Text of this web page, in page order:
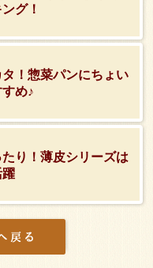
グ！
！惣菜パンにちょい
め♪
り！薄皮シリーズは
躍